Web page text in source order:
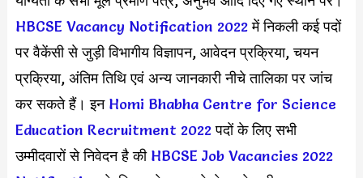
HBCSE Vacancy Notification 2022में निकली कई पदों
पर वैकेंसी से जुड़ी विभागीय विज्ञापन, आवेदन प्रक्रिया, चयन
प्रक्रिया, अंतिम तिथि एवं अन्य जानकारी नीचे तालिका पर जांच
कर सकते हैं। इन Homi Bhabha Centre for Science
Education Recruitment 2022पदों के लिए सभी
उम्मीदवारों से निवेदन है की HBCSE Job Vacancies 2022